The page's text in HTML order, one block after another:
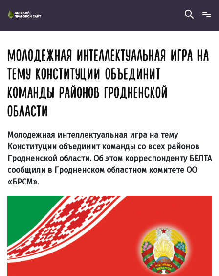
МОЛОДЕЖНАЯ ИНТЕЛЛЕКТУАЛЬНАЯ ИГРА НА
ТЕМУ КОНСТИТУЦИИ ОБЪЕДИНИТ
КОМАНДЫ РАЙОНОВ ГРОДНЕНСКОЙ
ОБЛАСТИ
Молодежная интеллектуальная игра на тему
Конституции объединит команды со всех районов
Гродненской области. Об этом корреспонденту БЕЛТА
сообщили в Гродненском областном комитете ОО
«БРСМ».